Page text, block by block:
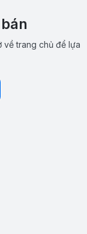
về trang chủ để lựa